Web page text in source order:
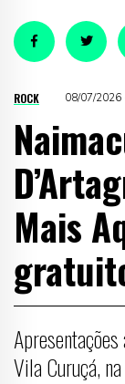
ROCK 08/07/2026
Mais
Vila Curuçá,